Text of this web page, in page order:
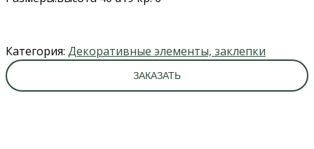
Категория: Декоративные элементы, заклепки
ЗАКАЗАТЬ